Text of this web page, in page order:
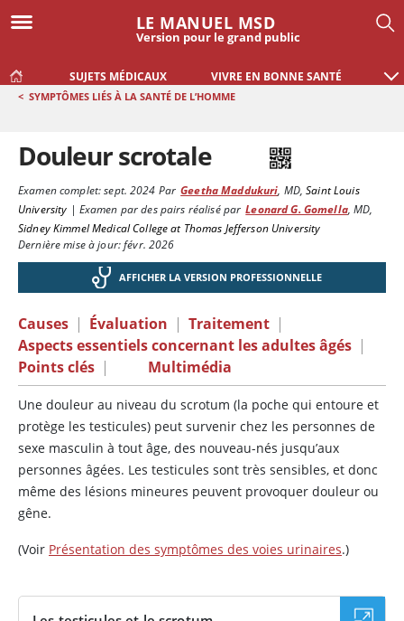
LE MANUEL MSD
Version pour le grand public
SUJETS MÉDICAUX VIVRE EN BONNE SANTÉ
< SYMPTÔMES LIÉS À LA SANTÉ DE L’HOMME
Douleur scrotale
Examen complet:sept. 2024 Par Geetha Maddukuri, MD,Saint Louis
University | Examen par des pairs réalisé par Leonard G. Gomella,MD,
Sidney Kimmel Medical College at Thomas Jefferson University
Dernière mise à jour: févr. 2026
AFFICHER LA VERSION PROFESSIONNELLE
Causes | Évaluation | Traitement |
Aspects essentiels concernant les adultes âgés |
Points clés | Multimédia
Une douleur au niveau du scrotum (la poche qui entoure et
protège les testicules) peut survenir chez les personnes de
sexe masculin à tout âge, des nouveau-nés jusqu’aux
personnes âgées. Les testicules sont très sensibles, et donc
même des lésions mineures peuvent provoquer douleur ou
gêne.
(Voir Présentation des symptômes des voies urinaires.)